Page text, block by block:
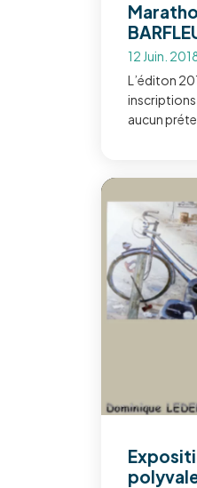
12 Juin.
L’éditon
inscriptions
aucun